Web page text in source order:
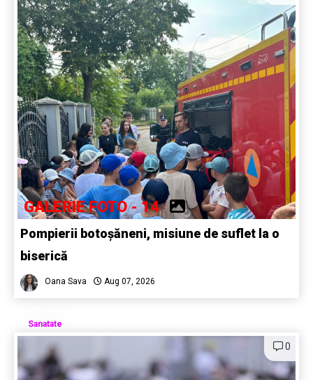
GALERIE FOTO - 14
Pompierii botoșăneni, misiune de suflet la o
biserică
Oana Sava Aug 07, 2026
Sanatate
0